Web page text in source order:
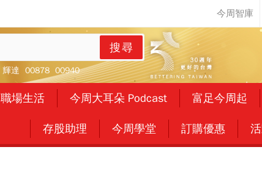
搜尋
輝達 00878 00940
職場生活 今周大耳朵 Podcast 富足今周起
存股助理 今周學堂 訂購優惠